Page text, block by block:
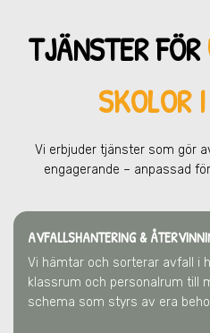
TJÄNSTER FÖR
SKOLOR
Vi erbjuder tjänster som gör
engagerande – anpassad
AVFALLSHANTERING &
Vi hämtar och sorterar avfall i
klassrum och personalrum till
schema som styrs av era